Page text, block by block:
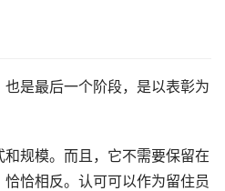
是最后一个阶段，是以表彰为
规模。而且，它不需要保留在
恰相反。认可可以作为留住员